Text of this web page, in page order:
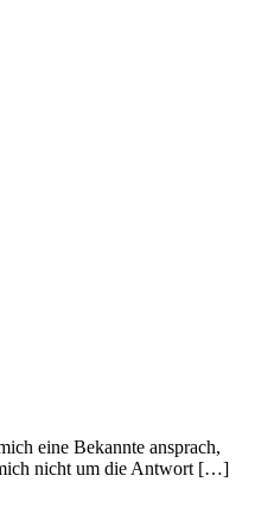
eine Bekannte ansprach,
nicht um die Antwort […]